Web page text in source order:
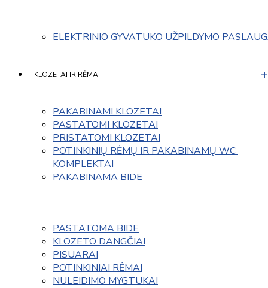
ELEKTRINIO GYVATUKO UŽPILDYMO
KLOZETAI IR RĖMAI
PAKABINAMI KLOZETAI
PASTATOMI KLOZETAI
PRISTATOMI KLOZETAI
POTINKINIŲ RĖMŲ IR PAKABINAMŲ WC
KOMPLEKTAI
PAKABINAMA BIDE
PASTATOMA BIDE
KLOZETO DANGČIAI
PISUARAI
POTINKINIAI RĖMAI
NULEIDIMO MYGTUKAI